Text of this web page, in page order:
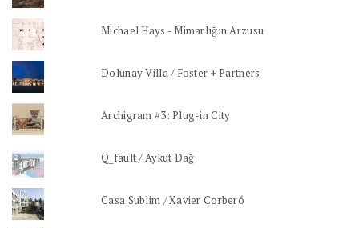
Michael Hays - Mimarlığın Arzusu
Dolunay Villa / Foster + Partners
Archigram #3: Plug-in City
Q_fault / Aykut Dağ
Casa Sublim / Xavier Corberó